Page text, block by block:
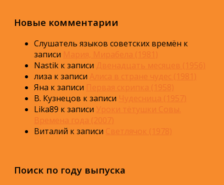
Новые комментарии
Слушатель языков советских времён к
записи Мария, Мирабела (1981)
Nastik к записи Двенадцать месяцев (1956)
лиза к записи Алиса в стране чудес (1981)
Яна к записи Первая скрипка (1958)
В. Кузнецов к записи Чудесница (1957)
Lika89 к записи Уроки тётушки Совы.
Времена года (2007)
Виталий к записи Светлячок (1978)
Поиск по году выпуска